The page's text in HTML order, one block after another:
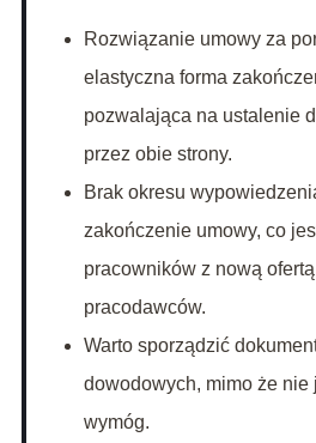
Rozwiązanie umowy za
elastyczna forma
pozwalająca na ustalenie
przez obie strony.
Brak okresu
zakończenie umowy, co
pracowników z nową
pracodawców.
Warto sporządzić
dowodowych, mimo że nie
wymóg.